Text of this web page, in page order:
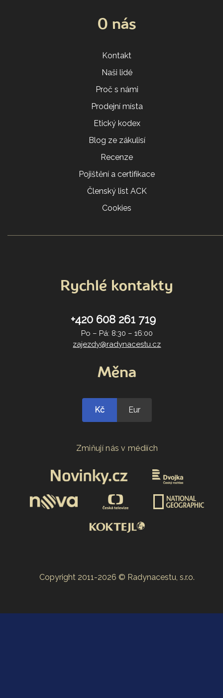
O nás
Kontakt
Naši lidé
Proč s námi
Prodejní místa
Etický kodex
Blog ze zákulisí
Recenze
Pojištění a certifikace
Členský list ACK
Cookies
Rychlé kontakty
+420 608 261 719
Po – Pá: 8:30 – 16:00
zajezdy@radynacestu.cz
Měna
Kč Eur
Zmiňují nás v médiích
Copyright 2011-2026 © Radynacestu, s.r.o.